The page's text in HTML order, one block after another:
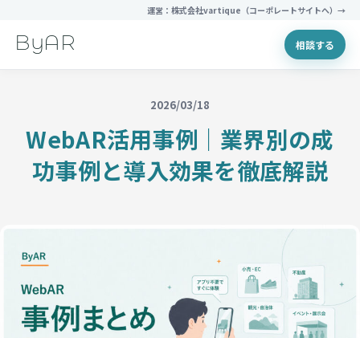
運営：株式会社vartique（コーポレートサイトへ）→
ByAR 相談する
2026/03/18
WebAR活用事例｜業界別の成
功事例と導入効果を徹底解説